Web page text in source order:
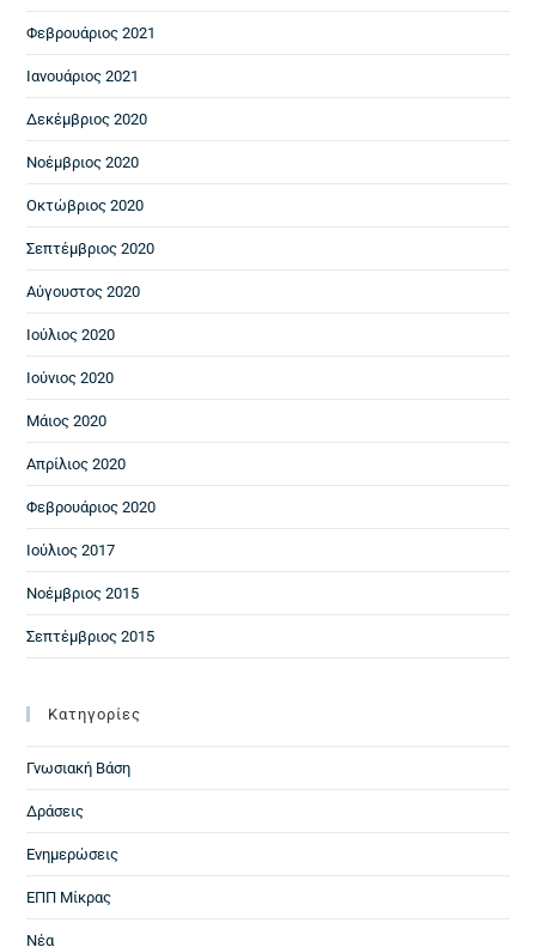
Φεβρουάριος 2021
Ιανουάριος 2021
Δεκέμβριος 2020
Νοέμβριος 2020
Οκτώβριος 2020
Σεπτέμβριος 2020
Αύγουστος 2020
Ιούλιος 2020
Ιούνιος 2020
Μάιος 2020
Απρίλιος 2020
Φεβρουάριος 2020
Ιούλιος 2017
Νοέμβριος 2015
Σεπτέμβριος 2015
Kατηγορίες
Γνωσιακή Βάση
Δράσεις
Ενημερώσεις
ΕΠΠ Μίκρας
Νέα